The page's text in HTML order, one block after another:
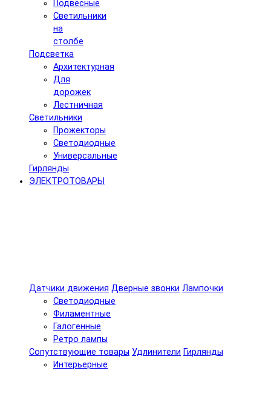
Подвесные
Светильники
на
столбе
Подсветка
Архитектурная
Для
дорожек
Лестничная
Светильники
Прожекторы
Светодиодные
Универсальные
Гирлянды
ЭЛЕКТРОТОВАРЫ
Датчики движения Дверные звонки Лампочки
Светодиодные
Филаментные
Галогенные
Ретро лампы
Сопутствующие товары Удлинители Гирлянды
Интерьерные